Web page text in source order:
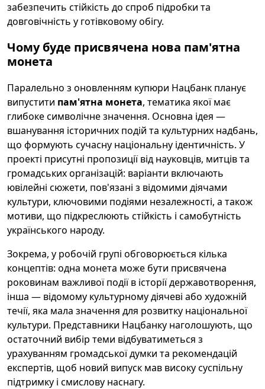
забезпечить стійкість до спроб підробки та
довговічність у готівковому обігу.
Чому буде присвячена нова пам'ятна
монета
Паралельно з оновленням купюри Нацбанк планує
випустити пам'ятна монета, тематика якої має
глибоке символічне значення. Основна ідея —
вшанування історичних подій та культурних надбань,
що формують сучасну національну ідентичність. У
проекті присутні пропозиції від науковців, митців та
громадських організацій: варіанти включають
ювілейні сюжети, пов'язані з відомими діячами
культури, ключовими подіями незалежності, а також
мотиви, що підкреслюють стійкість і самобутність
українського народу.
Зокрема, у робочій групі обговорюється кілька
концептів: одна монета може бути присвячена
роковинам важливої події в історії державотворення,
інша — відомому культурному діячеві або художній
течії, яка мала значення для розвитку національної
культури. Представники Нацбанку наголошують, що
остаточний вибір теми відбуватиметься з
урахуванням громадської думки та рекомендацій
експертів, щоб новий випуск мав високу суспільну
підтримку і смислову наснагу.